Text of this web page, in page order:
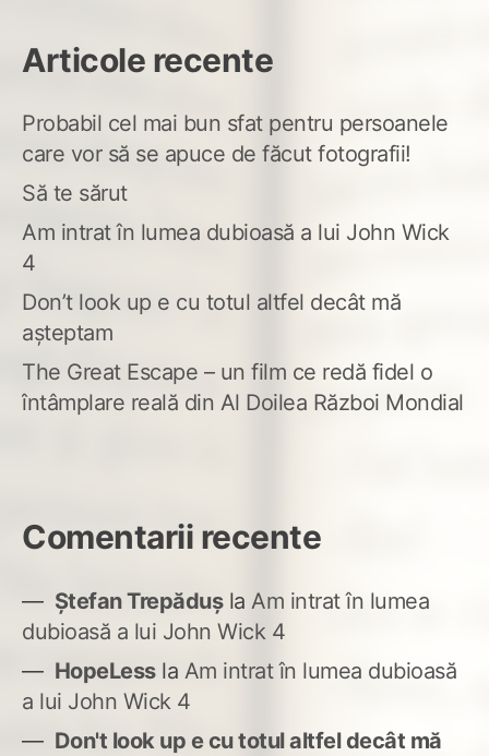
Articole recente
Probabil cel mai bun sfat pentru persoanele
care vor să se apuce de făcut fotografii!
Să te sărut
Am intrat în lumea dubioasă a lui John Wick
4
Don’t look up e cu totul altfel decât mă
așteptam
The Great Escape – un film ce redă fidel o
întâmplare reală din Al Doilea Război Mondial
Comentarii recente
Ștefan Trepădușla Am intrat în lumea
dubioasă a lui John Wick 4
HopeLessla Am intrat în lumea dubioasă
a lui John Wick 4
Don't look up e cu totul altfel decât mă